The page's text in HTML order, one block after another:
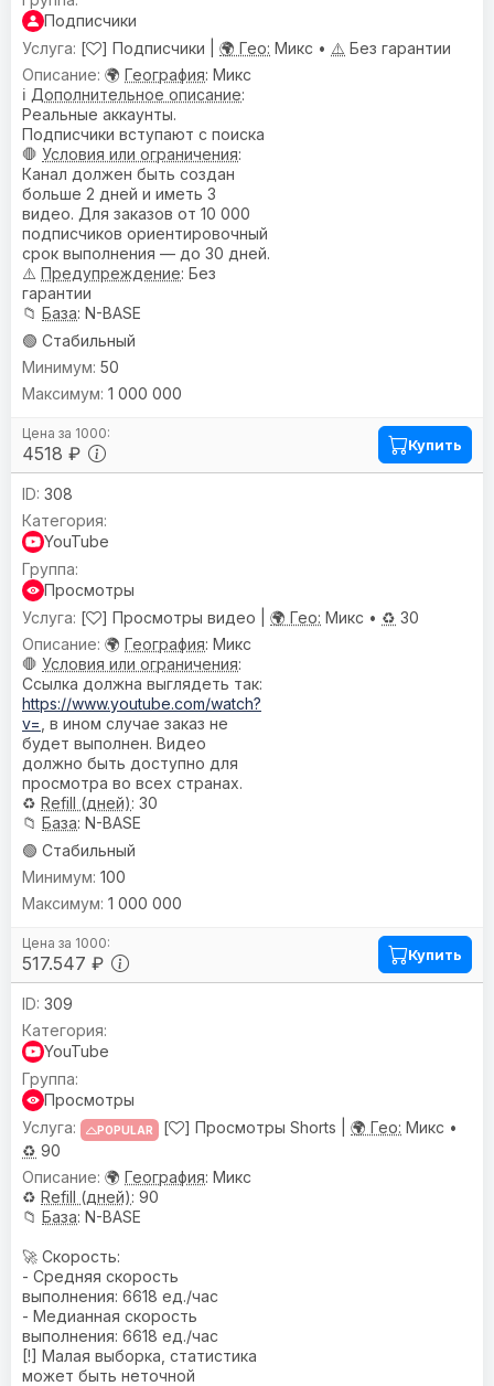
Подписчики
[
] Подписчики | 🌍 Гео: Микс • ⚠️ Без гарантии
🌍 География: Микс
ℹ️ Дополнительное описание:
Реальные аккаунты.
Подписчики вступают с поиска
🛑 Условия или ограничения:
Канал должен быть создан
больше 2 дней и иметь 3
видео. Для заказов от 10 000
подписчиков ориентировочный
срок выполнения — до 30 дней.
⚠️ Предупреждениe: Без
гарантии
📁 База: N-BASE
🟢 Стабильный
4518 ₽
50
1 000 000
Купить
308
YouTube
Просмотры
[
] Просмотры видео | 🌍 Гео: Микс • ♻️ 30
🌍 География: Микс
🛑 Условия или ограничения:
Ссылка должна выглядеть так:
https://www.youtube.com/watch?
v= , в ином случае заказ не
будет выполнен. Видео
должно быть доступно для
просмотра во всех странах.
♻️ Refill (дней): 30
📁 База: N-BASE
🟢 Стабильный
517.547 ₽
100
1 000 000
Купить
309
YouTube
Просмотры
POPULAR [ ] Просмотры Shorts | 🌍 Гео: Микс •
♻️ 90
🌍 География: Микс
♻️ Refill (дней): 90
📁 База: N-BASE
🚀 Скорость:
- Средняя скорость
выполнения: 6618 ед./час
- Медианная скорость
выполнения: 6618 ед./час
[!] Малая выборка, статистика
может быть неточной